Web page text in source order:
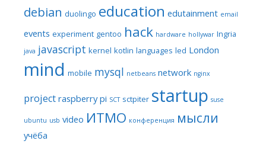
debian duolingo education edutainment email
events experiment gentoo hack hardware hollywar Ingria
java javascript kernel kotlin languages led London
mind mobile mysql netbeans network nginx
project raspberry pi SCT sctpiter startup suse
ubuntu usb video ИТМО конференция мысли
учёба